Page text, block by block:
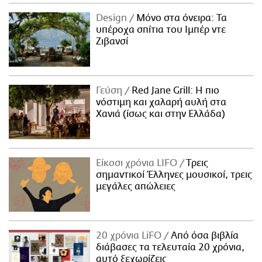
Design
Μόνο στα όνειρα: Τα
υπέροχα σπίτια του Ιμπέρ ντε
Ζιβανσί
Γεύση
Red Jane Grill: Η πιο
νόστιμη και χαλαρή αυλή στα
Χανιά (ίσως και στην Ελλάδα)
Είκοσι χρόνια LIFO
Tρεις
σημαντικοί Έλληνες μουσικοί, τρεις
μεγάλες απώλειες
20 χρόνια LiFO
Από όσα βιβλία
διάβασες τα τελευταία 20 χρόνια,
αυτό ξεχωρίζεις